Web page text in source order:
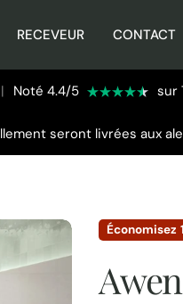
RECEVEUR CONTACT
| Noté 4.4/5 sur
seront livrées aux
Économisez
Awen